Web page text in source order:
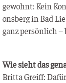
gewohnt: Kein
ons­berg in Bad
ganz per­sön­lich –
Wie sieht das
Brit­ta Greiff: